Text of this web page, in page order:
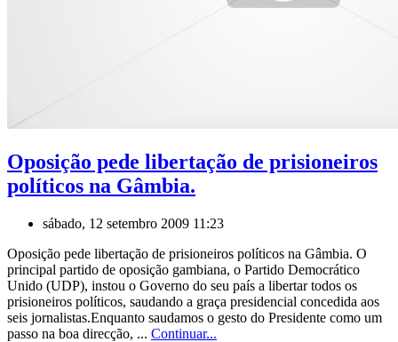
Oposição pede libertação de prisioneiros
políticos na Gâmbia.
sábado, 12 setembro 2009 11:23
Oposição pede libertação de prisioneiros políticos na Gâmbia. O
principal partido de oposição gambiana, o Partido Democrático
Unido (UDP), instou o Governo do seu país a libertar todos os
prisioneiros políticos, saudando a graça presidencial concedida aos
seis jornalistas.Enquanto saudamos o gesto do Presidente como um
passo na boa direcção, ... Continuar...